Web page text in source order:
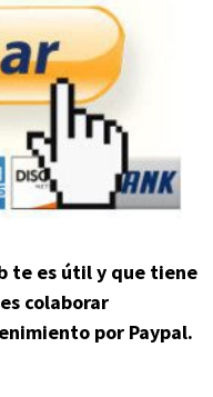
te es útil y que tiene
colaborar
por Paypal.